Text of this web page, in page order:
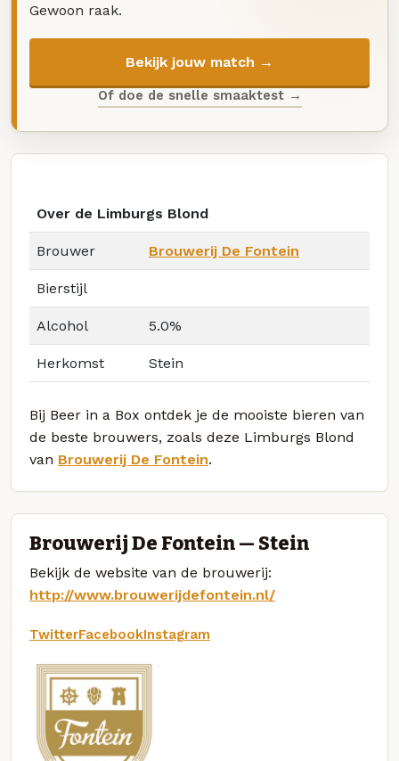
Gewoon raak.
Bekijk jouw match →
Of doe de snelle smaaktest →
Over de Limburgs Blond
Brouwer Brouwerij De Fontein
Bierstijl
Alcohol 5.0%
Herkomst Stein
Bij Beer in a Box ontdek je de mooiste bieren van
de beste brouwers, zoals deze Limburgs Blond
van Brouwerij De Fontein.
Brouwerij De Fontein — Stein
Bekijk de website van de brouwerij:
http://www.brouwerijdefontein.nl/
TwitterFacebookInstagram